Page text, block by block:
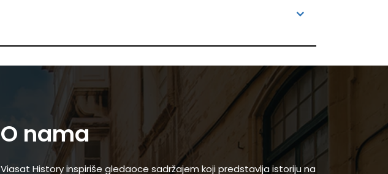
O nama
Viasat History inspiriše gledaoce sadržajem koji predstavlja istoriju na